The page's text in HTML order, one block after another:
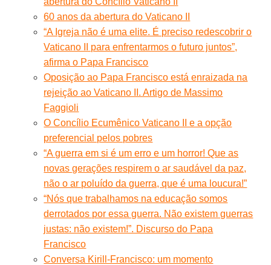
60 anos da abertura do Vaticano II
“A Igreja não é uma elite. É preciso redescobrir o
Vaticano II para enfrentarmos o futuro juntos”,
afirma o Papa Francisco
Oposição ao Papa Francisco está enraizada na
rejeição ao Vaticano II. Artigo de Massimo
Faggioli
O Concílio Ecumênico Vaticano II e a opção
preferencial pelos pobres
“A guerra em si é um erro e um horror! Que as
novas gerações respirem o ar saudável da paz,
não o ar poluído da guerra, que é uma loucura!”
“Nós que trabalhamos na educação somos
derrotados por essa guerra. Não existem guerras
justas: não existem!”. Discurso do Papa
Francisco
Conversa Kirill-Francisco: um momento